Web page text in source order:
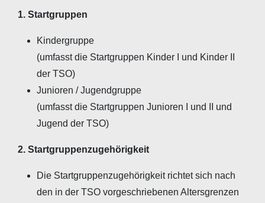
1. Startgruppen
Kindergruppe
(umfasst die Startgruppen Kinder I und Kinder II
der TSO)
Junioren / Jugendgruppe
(umfasst die Startgruppen Junioren I und II und
Jugend der TSO)
2. Startgruppenzugehörigkeit
Die Startgruppenzugehörigkeit richtet sich nach
den in der TSO vorgeschriebenen Altersgrenzen